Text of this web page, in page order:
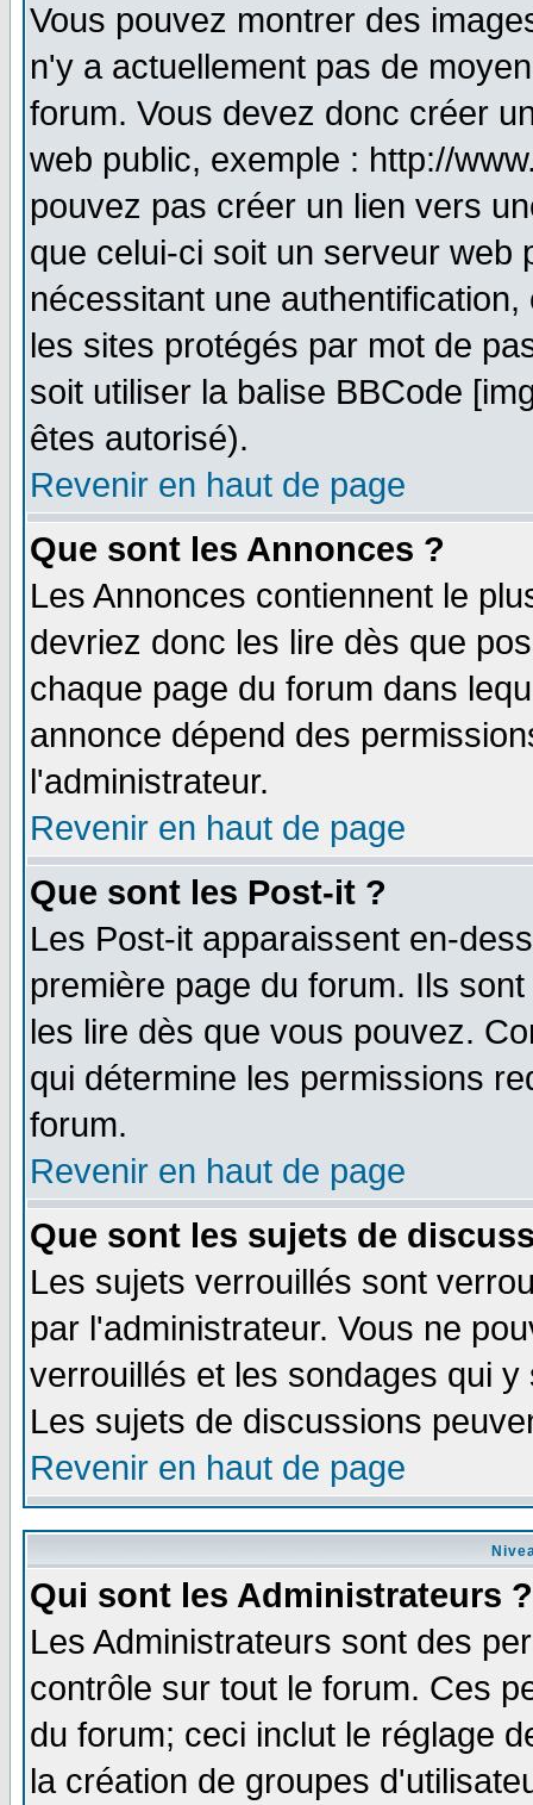
Vous pouvez montrer des
n'y a actuellement pas de
forum. Vous devez donc créer
web public, exemple : http://
pouvez pas créer un lien vers
que celui-ci soit un serveur web
nécessitant une
les sites protégés par mot de
soit utiliser la balise BBCode
êtes autorisé).
Revenir en haut de page
Que sont les Annonces ?
Les Annonces contiennent le
devriez donc les lire dès que
chaque page du forum dans
annonce dépend des
l'administrateur.
Revenir en haut de page
Que sont les Post-it ?
Les Post-it apparaissent en-
première page du forum. Ils
les lire dès que vous pouvez.
qui détermine les permissions
forum.
Revenir en haut de page
Que sont les sujets de
Les sujets verrouillés sont
par l'administrateur. Vous ne
verrouillés et les sondages qui
Les sujets de discussions
Revenir en haut de page
Qui sont les Administrateurs ?
Les Administrateurs sont des
contrôle sur tout le forum. Ces
du forum; ceci inclut le réglage
la création de groupes